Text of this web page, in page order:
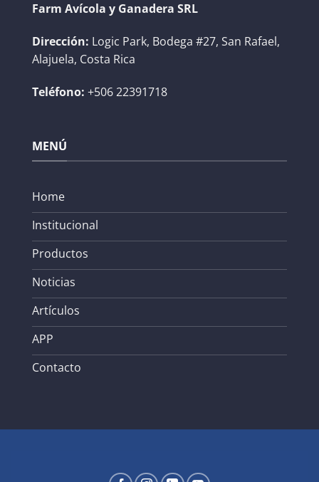
Farm Avícola y Ganadera SRL
Dirección: Logic Park, Bodega #27, San Rafael,
Alajuela, Costa Rica
Teléfono: +506 22391718
MENÚ
Home
Institucional
Productos
Noticias
Artículos
APP
Contacto